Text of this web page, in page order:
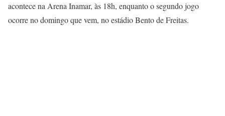
acontece na Arena Inamar, às 18h, enquanto o segundo jogo
ocorre no domingo que vem, no estádio Bento de Freitas.